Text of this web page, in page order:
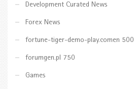
Development Curated News
Forex News
fortune-tiger-demo-play.comen 500
forumgen.pl 750
Games